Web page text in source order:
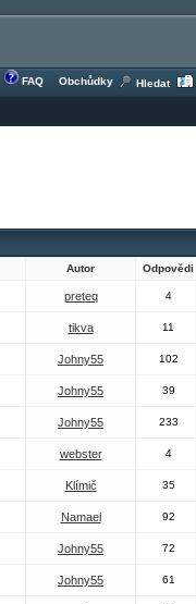
FAQ Obchůdky Hledat
Autor Odpovědi
preteq 4
tikva 11
Johny55 102
Johny55 39
Johny55 233
webster 4
Klímič 35
Namael 92
Johny55 72
Johny55 61